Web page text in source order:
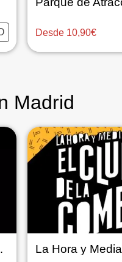
Desde 10,90€
Madrid